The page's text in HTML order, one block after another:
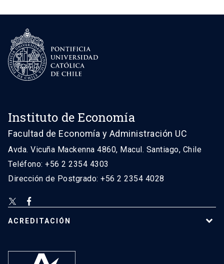
Instituto de Economía
Facultad de Economía y Administración UC
Avda. Vicuña Mackenna 4860, Macul. Santiago, Chile
Teléfono: +56 2 2354 4303
Dirección de Postgrado: +56 2 2354 4028
ACREDITACIÓN